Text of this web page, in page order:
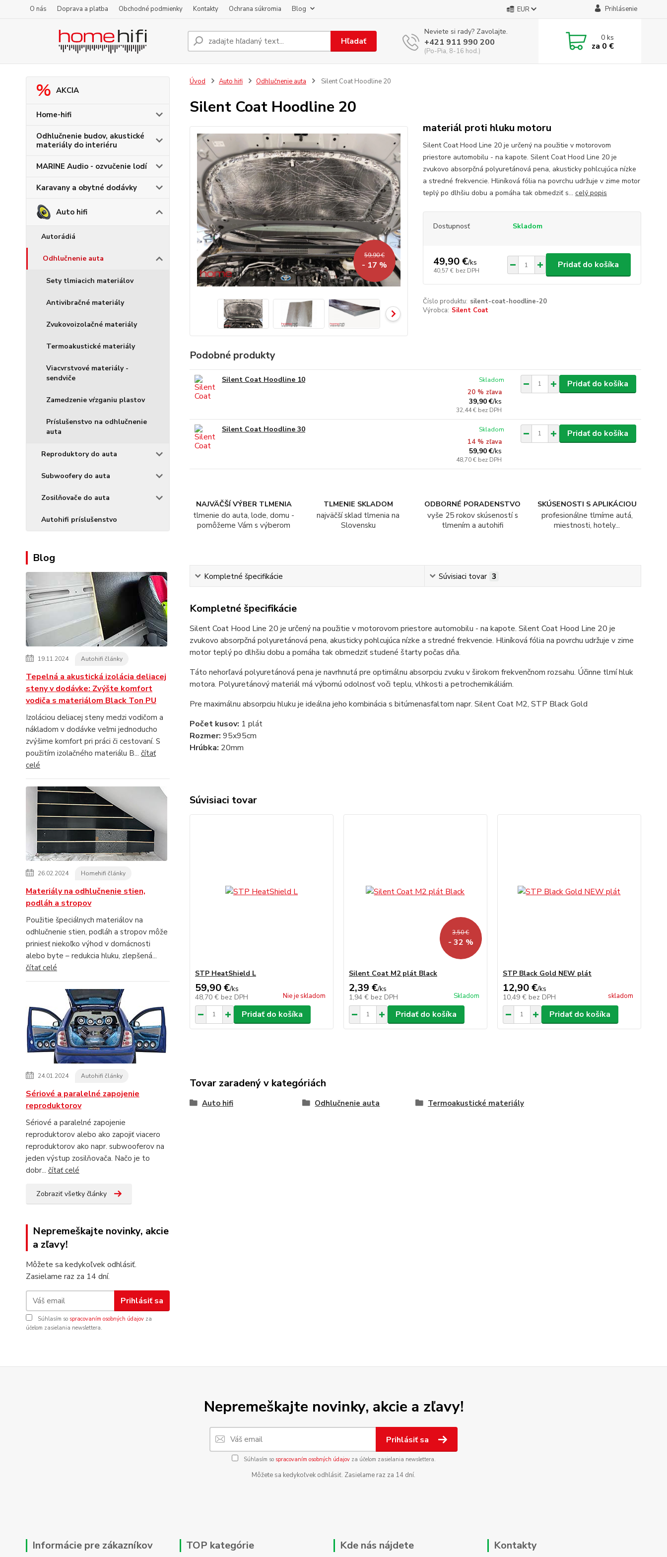
O nás Doprava a platba Obchodné podmienky Kontakty Ochrana súkromia Blog EUR Prihlásenie
Hľadať
Neviete si rady? Zavolajte.
+421 911 990 200
(Po-Pia, 8-16 hod.)
0ks
za 0 €
AKCIA
Home-hifi
Odhlučnenie budov, akustické
materiály do interiéru
MARINE Audio - ozvučenie lodí
Karavany a obytné dodávky
Auto hifi
Autorádiá
Odhlučnenie auta
Sety tlmiacich materiálov
Antivibračné materiály
Zvukovoizolačné materiály
Termoakustické materiály
Viacvrstvové materiály -
sendviče
Zamedzenie vŕzganiu plastov
Príslušenstvo na odhlučnenie
auta
Reproduktory do auta
Subwoofery do auta
Zosilňovače do auta
Autohifi príslušenstvo
Blog
19.11.2024 Autohifi články
Tepelná a akustická izolácia deliacej
steny v dodávke: Zvýšte komfort
vodiča s materiálom Black Ton PU
Izoláciou deliacej steny medzi vodičom a
nákladom v dodávke veľmi jednoducho
zvýšime komfort pri práci či cestovaní. S
použitím izolačného materiálu B... čítať
celé
26.02.2024 Homehifi články
Materiály na odhlučnenie stien,
podláh a stropov
Použitie špeciálnych materiálov na
odhlučnenie stien, podláh a stropov môže
priniesť niekoľko výhod v domácnosti
alebo byte – redukcia hluku, zlepšená...
čítať celé
24.01.2024 Autohifi články
Sériové a paralelné zapojenie
reproduktorov
Sériové a paralelné zapojenie
reproduktorov alebo ako zapojiť viacero
reproduktorov ako napr. subwooferov na
jeden výstup zosilňovača. Načo je to
dobr... čítať celé
Zobraziť všetky články
Nepremeškajte novinky, akcie
a zľavy!
Môžete sa kedykoľvek odhlásiť.
Zasielame raz za 14 dní.
Prihlásiť sa
Súhlasím so spracovaním osobných údajov za
účelom zasielania newslettera.
Úvod Auto hifi Odhlučnenie auta Silent Coat Hoodline 20
Silent Coat Hoodline 20
59,90 €
- 17 %
materiál proti hluku motoru
Silent Coat Hood Line 20 je určený na použitie v motorovom
priestore automobilu - na kapote. Silent Coat Hood Line 20 je
zvukovo absorpčná polyuretánová pena, akusticky pohlcujúca nízke
a stredné frekvencie. Hliníková fólia na povrchu udržuje v zime motor
teplý po dlhšiu dobu a pomáha tak obmedziť s... celý popis
Dostupnosť Skladom
49,90 €/ks
40,57 € bez DPH
Pridať do košíka
Číslo produktu: silent-coat-hoodline-20
Výrobca: Silent Coat
Podobné produkty
Silent Coat Hoodline 10
20 % zľava
39,90 €/ks
32,44 € bez DPH
Skladom Pridať do košíka
Silent Coat Hoodline 30
14 % zľava
59,90 €/ks
48,70 € bez DPH
Skladom Pridať do košíka
NAJVÄČŠÍ VÝBER TLMENIA
tlmenie do auta, lode, domu -
pomôžeme Vám s výberom
TLMENIE SKLADOM
najväčší sklad tlmenia na
Slovensku
ODBORNÉ PORADENSTVO
vyše 25 rokov skúseností s
tlmením a autohifi
SKÚSENOSTI S APLIKÁCIOU
profesionálne tlmíme autá,
miestnosti, hotely...
Kompletné špecifikácie Súvisiaci tovar 3
Kompletné špecifikácie
Silent Coat Hood Line 20 je určený na použitie v motorovom priestore automobilu - na kapote. Silent Coat Hood Line 20 je
zvukovo absorpčná polyuretánová pena, akusticky pohlcujúca nízke a stredné frekvencie. Hliníková fólia na povrchu udržuje v zime
motor teplý po dlhšiu dobu a pomáha tak obmedziť studené štarty počas dňa.
Táto nehorľavá polyuretánová pena je navrhnutá pre optimálnu absorpciu zvuku v širokom frekvenčnom rozsahu. Účinne tlmí hluk
motora. Polyuretánový materiál má výbornú odolnosť voči teplu, vlhkosti a petrochemikáliám.
Pre maximálnu absorpciu hluku je ideálna jeho kombinácia s bitúmenasfaltom napr. Silent Coat M2, STP Black Gold
Počet kusov: 1 plát
Rozmer: 95x95cm
Hrúbka: 20mm
Súvisiaci tovar
STP HeatShield L
59,90 €/ks
48,70 € bez DPH Nie je skladom
Pridať do košíka
3,50 €
- 32 %
Silent Coat M2 plát Black
2,39 €/ks
1,94 € bez DPH Skladom
Pridať do košíka
STP Black Gold NEW plát
12,90 €/ks
10,49 € bez DPH skladom
Pridať do košíka
Tovar zaradený v kategóriách
Auto hifi Odhlučnenie auta Termoakustické materiály
Nepremeškajte novinky, akcie a zľavy!
Prihlásiť sa
Súhlasím so spracovaním osobných údajovza účelom zasielania newslettera.
Môžete sa kedykoľvek odhlásiť. Zasielame raz za 14 dní.
Informácie pre zákazníkov TOP kategórie Kde nás nájdete Kontakty